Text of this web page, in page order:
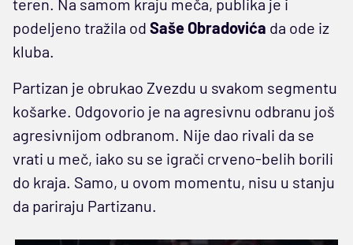
teren. Na samom kraju meča, publika je i
podeljeno tražila od Saše Obradovića da ode iz
kluba.
Partizan je obrukao Zvezdu u svakom segmentu
košarke. Odgovorio je na agresivnu odbranu još
agresivnijom odbranom. Nije dao rivali da se
vrati u meč, iako su se igrači crveno-belih borili
do kraja. Samo, u ovom momentu, nisu u stanju
da pariraju Partizanu.